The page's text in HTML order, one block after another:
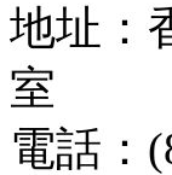
地址：
室
電話：